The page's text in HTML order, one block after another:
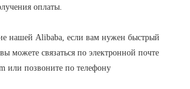
оплаты.
нашей Alibaba, если вам нужен быстрый
можете связаться по электронной почте
или позвоните по телефону